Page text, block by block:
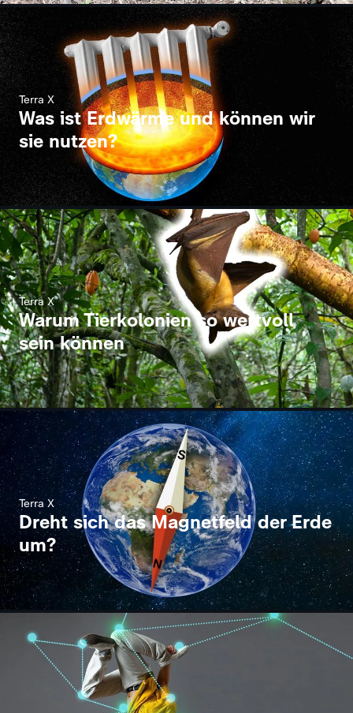
Terra X
Was ist Erdwärme und können wir
sie nutzen?
Terra X
Warum Tierkolonien so wertvoll
sein können
Terra X
Dreht sich das Magnetfeld der Erde
um?